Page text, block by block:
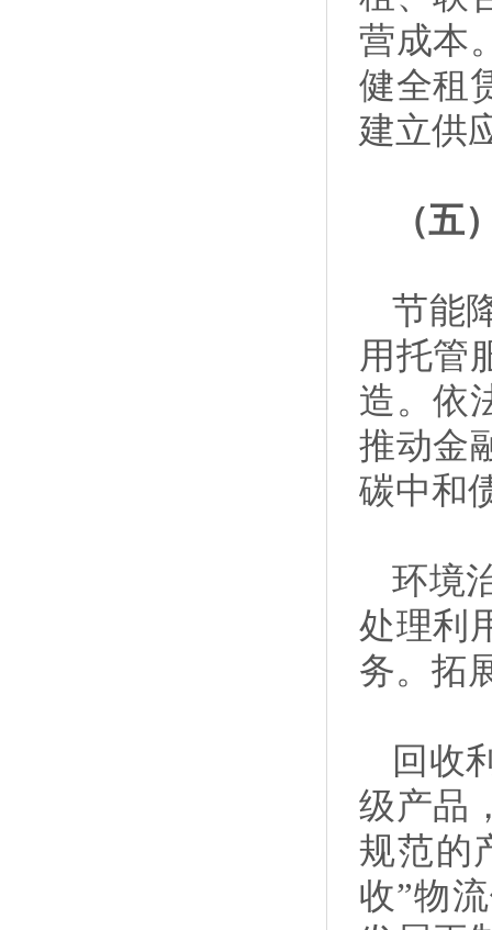
营成本
健全租
建立供
（五
节能
用托管
造。依
推动金
碳中和
环境
处理利
务。拓
回收
级产品
规范的
收”物